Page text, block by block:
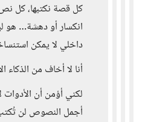
كل قصة نكتبها، كل
انكسار أو دهشة…
داخلي لا يمكن
أنا لا أخاف من الذكاء
لكني أؤمن أن الأدوات
أجمل النصوص لن